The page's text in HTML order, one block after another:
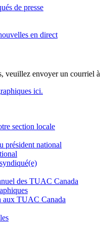
de presse
en direct
veuillez envoyer un courriel à
ici.
section locale
président national
des TUAC Canada
aux TUAC Canada